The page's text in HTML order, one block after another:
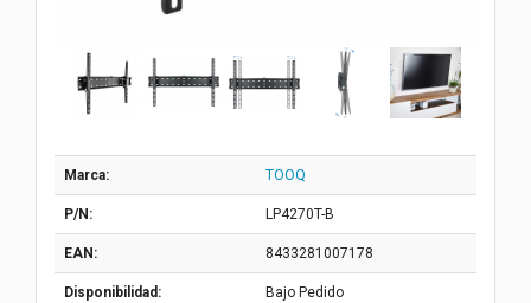
Marca: TOOQ
P/N: LP4270T-B
EAN: 8433281007178
Disponibilidad: Bajo Pedido